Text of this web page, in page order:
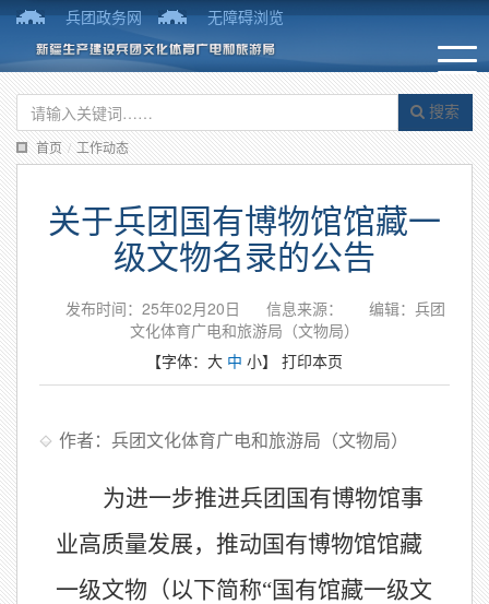
兵团政务网 无障碍浏览
搜索
首页 / 工作动态
关于兵团国有博物馆馆藏一
级文物名录的公告
发布时间：25年02月20日 信息来源：
编辑：兵团
文化体育广电和旅游局（文物局）
【字体： 大 中 小】 打印本页
作者：兵团文化体育广电和旅游局（文物局）
为进一步推进兵团国有博物馆事
业高质量发展， 推动国有博物馆馆藏
一级文物（以下简称“国有馆藏一级文